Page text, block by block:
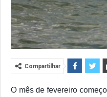
Compartilhar
O mês de fevereiro